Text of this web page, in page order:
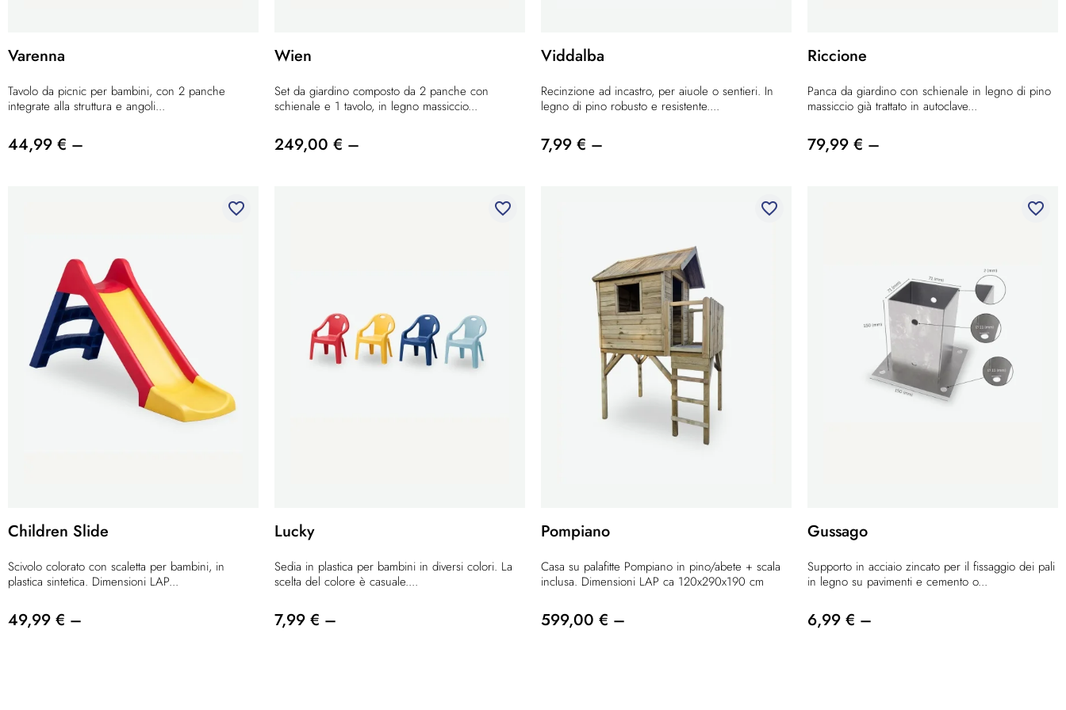
Varenna
Tavolo da picnic per bambini, con 2 panche
integrate alla struttura e angoli...
44,99 € –
Wien
Set da giardino composto da 2 panche con
schienale e 1 tavolo, in legno massiccio...
249,00 € –
Viddalba
Recinzione ad incastro, per aiuole o sentieri. In
legno di pino robusto e resistente....
7,99 € –
Riccione
Panca da giardino con schienale in legno di pino
massiccio già trattato in autoclave...
79,99 € –
favorite_border
Children Slide
Scivolo colorato con scaletta per bambini, in
plastica sintetica. Dimensioni LAP...
49,99 € –
favorite_border
Lucky
Sedia in plastica per bambini in diversi colori. La
scelta del colore è casuale....
7,99 € –
favorite_border
Pompiano
Casa su palafitte Pompiano in pino/abete + scala
inclusa. Dimensioni LAP ca 120x290x190 cm
599,00 € –
favorite_border
Gussago
Supporto in acciaio zincato per il fissaggio dei pali
in legno su pavimenti e cemento o...
6,99 € –